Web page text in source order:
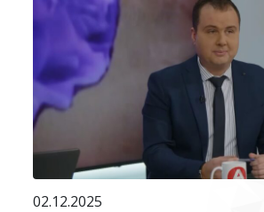
02.12.2025